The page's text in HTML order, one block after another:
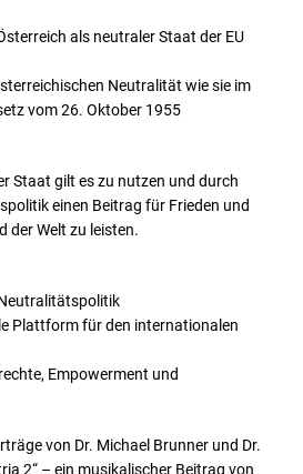
als neutraler Staat der EU
Neutralität wie sie im
vom 26. Oktober 1955
Staat gilt es zu nutzen und durch
einen Beitrag für Frieden und
der Welt zu leisten.
Plattform für den internationalen
Empowerment und
von Dr. Michael Brunner und Dr.
2“ – ein musikalischer Beitrag von